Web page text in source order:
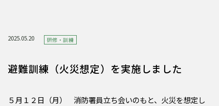
2025.05.20 研修・訓練
避難訓練（火災想定）を実施しました
５月１２日（月） 消防署員立ち会いのもと、火災を想定し